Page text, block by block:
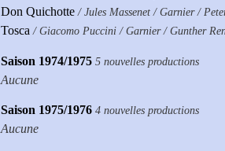
Don Quichotte / Jules Massenet / Garnier /
Tosca / Giacomo Puccini / Garnier / Gunther
Saison 1974/1975 5 nouvelles productions
Aucune
Saison 1975/1976 4 nouvelles productions
Aucune